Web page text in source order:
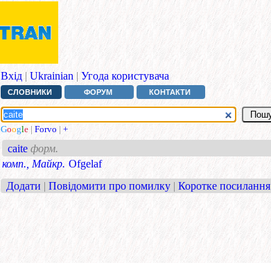
Вхід | Ukrainian | Угода користувача
СЛОВНИКИ ФОРУМ КОНТАКТИ
Google | Forvo | +
caite форм.
комп., Майкр. Ofgelaf
Додати | Повідомити про помилку | Коротке посилання